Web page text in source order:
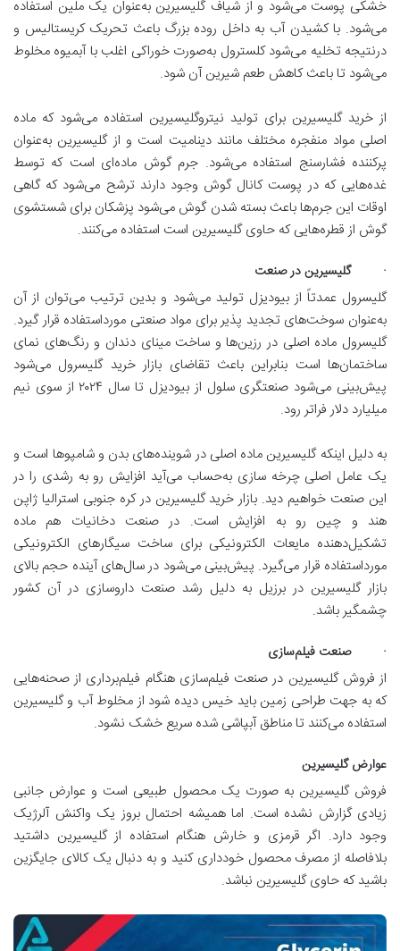
خشکی پوست می‌شود و از شیاف گلیسیرین به‌عنوان یک ملین استفاده
می‌شود. با کشیدن آب به داخل روده بزرگ باعث تحریک کریستالیس و
درنتیجه تخلیه می‌شود کلسترول به‌صورت خوراکی اغلب با آبمیوه مخلوط
می‌شود تا باعث کاهش طعم شیرین آن شود.
از خرید گلیسیرین برای تولید نیتروگلیسیرین استفاده می‌شود که ماده
اصلی مواد منفجره مختلف مانند دینامیت است و از گلیسیرین به‌عنوان
پرکننده فشارسنج استفاده می‌شود. جرم گوش ماده‌ای است که توسط
غده‌هایی که در پوست کانال گوش وجود دارند ترشح می‌شود که گاهی
اوقات این جرم‌ها باعث بسته شدن گوش می‌شود پزشکان برای شستشوی
گوش از قطره‌هایی که حاوی گلیسیرین است استفاده می‌کنند.
· گلیسیرین در صنعت
گلیسرول عمدتاً از بیودیزل تولید می‌شود و بدین ترتیب می‌توان از آن
به‌عنوان سوخت‌های تجدید پذیر برای مواد صنعتی مورداستفاده قرار گیرد.
گلیسرول ماده اصلی در رزین‌ها و ساخت مینای دندان و رنگ‌های نمای
ساختمان‌ها است بنابراین باعث تقاضای بازار خرید گلیسرول می‌شود
پیش‌بینی می‌شود صنعتگری سلول از بیودیزل تا سال ۲۰۲۴ از سوی نیم
میلیارد دلار فراتر رود.
به دلیل اینکه گلیسیرین ماده اصلی در شوینده‌های بدن و شامپوها است و
یک عامل اصلی چرخه سازی به‌حساب می‌آید افزایش رو به رشدی را در
این صنعت خواهیم دید. بازار خرید گلیسیرین در کره جنوبی استرالیا ژاپن
هند و چین رو به افزایش است. در صنعت دخانیات هم ماده
تشکیل‌دهنده مایعات الکترونیکی برای ساخت سیگارهای الکترونیکی
مورداستفاده قرار می‌گیرد. پیش‌بینی می‌شود در سال‌های آینده حجم بالای
بازار گلیسیرین در برزیل به دلیل رشد صنعت داروسازی در آن کشور
چشمگیر باشد.
· صنعت فیلم‌سازی
از فروش گلیسیرین در صنعت فیلم‌سازی هنگام فیلم‌برداری از صحنه‌هایی
که به جهت طراحی زمین باید خیس دیده شود از مخلوط آب و گلیسیرین
استفاده می‌کنند تا مناطق آبپاشی شده سریع خشک نشود.
عوارض گلیسیرین
فروش گلیسیرین به صورت یک محصول طبیعی است و عوارض جانبی
زیادی گزارش نشده است. اما همیشه احتمال بروز یک واکنش آلرژیک
وجود دارد. اگر قرمزی و خارش هنگام استفاده از گلیسیرین داشتید
بلافاصله از مصرف محصول خودداری کنید و به دنبال یک کالای جایگزین
باشید که حاوی گلیسیرین نباشد.